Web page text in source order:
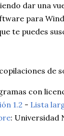
dar una
para
te puedes
de
con
1.2 - Lista
: Universidad